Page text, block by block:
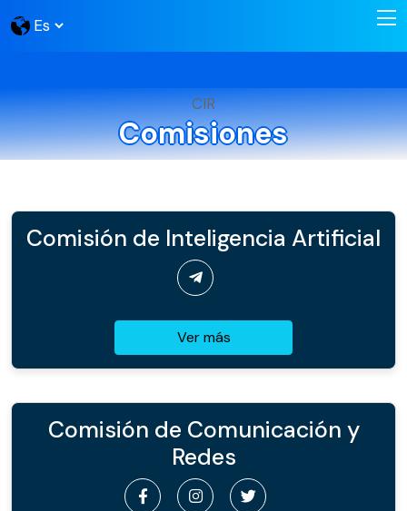
CIR
Comisiones
Comisión de Inteligencia Artificial
Ver más
Comisión de Comunicación y
Redes